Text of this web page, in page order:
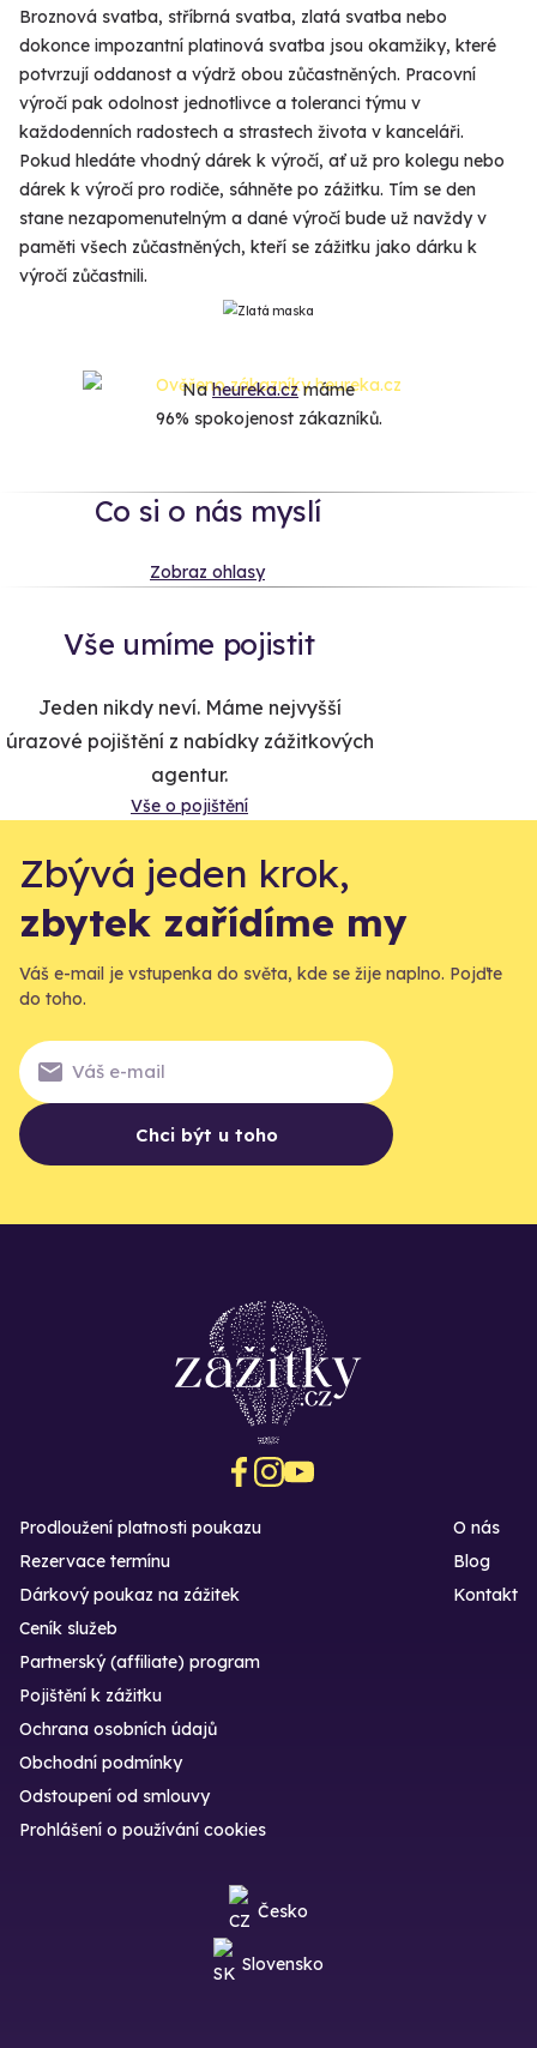
Broznová svatba, stříbrná svatba, zlatá svatba nebo
dokonce impozantní platinová svatba jsou okamžiky, které
potvrzují oddanost a výdrž obou zůčastněných. Pracovní
výročí pak odolnost jednotlivce a toleranci týmu v
každodenních radostech a strastech života v kanceláři.
Pokud hledáte vhodný dárek k výročí, ať už pro kolegu nebo
dárek k výročí pro rodiče, sáhněte po zážitku. Tím se den
stane nezapomenutelným a dané výročí bude už navždy v
paměti všech zůčastněných, kteří se zážitku jako dárku k
výročí zůčastnili.
Naheureka.czmáme
96% spokojenost zákazníků.
Co si o nás myslí
Zobraz ohlasy
Vše umíme pojistit
Jeden nikdy neví. Máme nejvyšší
úrazové pojištění z nabídky zážitkových
agentur.
Vše o pojištění
Zbývá jeden krok,
zbytek zařídíme my
Váš e-mail je vstupenka do světa, kde se žije naplno. Pojďte
do toho.
Chci být u toho
Prodloužení platnosti poukazu
Rezervace termínu
Dárkový poukaz na zážitek
O nás
Blog
Kontakt
Ceník služeb
Partnerský (affiliate) program
Pojištění k zážitku
Ochrana osobních údajů
Obchodní podmínky
Odstoupení od smlouvy
Prohlášení o používání cookies
Česko
Slovensko